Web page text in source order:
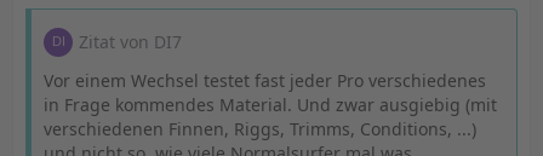
Zitat von DI7
Vor einem Wechsel testet fast jeder Pro verschiedenes
in Frage kommendes Material. Und zwar ausgiebig (mit
verschiedenen Finnen, Riggs, Trimms, Conditions, ...)